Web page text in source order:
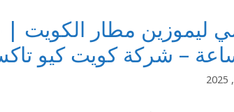
ليموزين مطار الكويت